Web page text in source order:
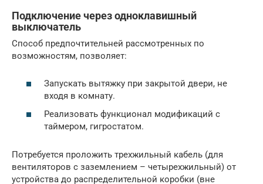
Подключение через одноклавишный
выключатель
Способ предпочтительней рассмотренных по
возможностям, позволяет:
Запускать вытяжку при закрытой двери, не
входя в комнату.
Реализовать функционал модификаций с
таймером, гигростатом.
Потребуется проложить трехжильный кабель (для
вентиляторов с заземлением – четырехжильный) от
устройства до распределительной коробки (вне